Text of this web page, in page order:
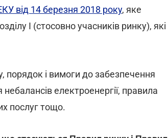
від 14 березня 2018 року, яке
I (стосовно учасників ринку), які
порядок і вимоги до забезпечення
електроенергії, правила
послуг тощо.